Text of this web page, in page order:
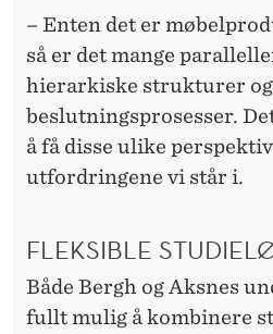
– Enten det er
så er det mange
hierarkiske strukturer
beslutningsprosesser.
å få disse ulike
utfordringene vi står i.
FLEKSIBLE
Både Bergh og Aksnes
fullt mulig å kombinere